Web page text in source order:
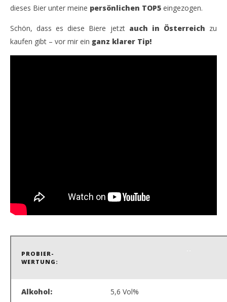
dieses Bier unter meine persönlichen TOP5 eingezogen.
Schön, dass es diese Biere jetzt auch in Österreich zu
kaufen gibt – vor mir ein ganz klarer Tip!
PROBIER-
WERTUNG:
Alkohol: 5,6 Vol%